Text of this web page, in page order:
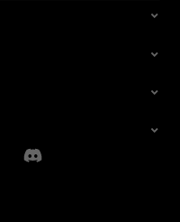
Discord